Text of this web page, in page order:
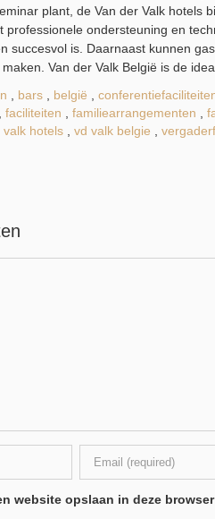
plant, de Van der Valk
professionele ondersteuning en
succesvol is. Daarnaast kunnen
Van der Valk België is de
bars belgië
faciliteiten familiearrangementen
valk hotels vd valk belgie
website opslaan in deze